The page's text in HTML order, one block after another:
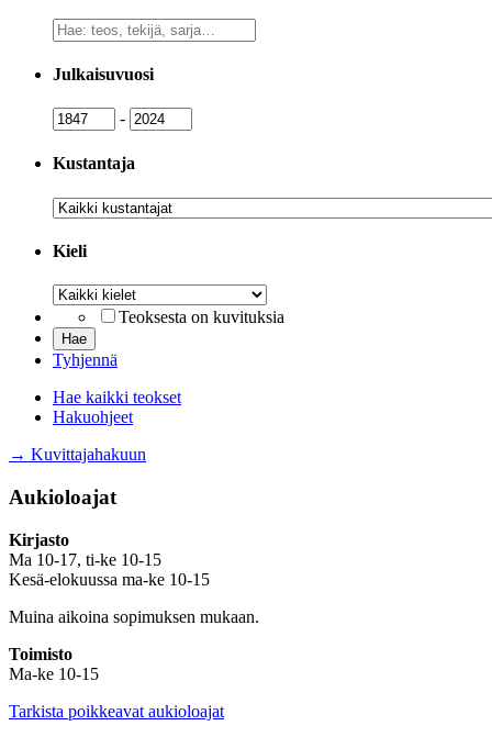
Vapaa
sanahaku
Julkaisuvuosi
Julkaisuvuosi
- Julkaisuvuosi
Kustantaja
Kustantaja
Kieli
Kieli
Teoksesta on kuvituksia
Tyhjennä
Hae kaikki teokset
Hakuohjeet
→ Kuvittajahakuun
Aukioloajat
Kirjasto
Ma 10-17, ti-ke 10-15
Kesä-elokuussa ma-ke 10-15
Muina aikoina sopimuksen mukaan.
Toimisto
Ma-ke 10-15
Tarkista poikkeavat aukioloajat